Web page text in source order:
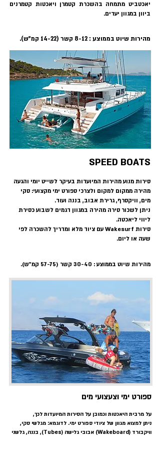
יאכטביט מתמחה בהשכרת קטמרן ויאכטות קטמרנים
ביוון במגוון יעדים.
מהירות שיוט בממוצע : 8-12 קשר (14-22 קמ"ש).
SPEED BOATS
סירות מנוע מהירות המיועדות בעיקר לשייט יומי והגעה
מהירה ממקום למקום ולצרכי ספורט ימי מקצועי: סקי
מים, וויקסרף, גרירת אבוב, בננה ועוד.
ניתן לשכור סירה מהירה במגוון דגמים לשבוע כסירת
ליווי ליאכטה.
סירות Wakesurf עם ציוד מלא ומדריך להשכרה לפי
שעה או ליום.
מהירות שיוט בממוצע : 30-40 קשר (57-75 קמ"ש).
ספורט ימי וצעצועי מים
על מרבית היאכטות וכמובן על הסירות המיועדות לכך,
ניתן למצוא מגוון של ציודי ספורט ימי. לדוגמא: מגלשי סקי,
וויקבורד (Wakeboard) אבובי גלישה (Tubes), בננה, גלשני